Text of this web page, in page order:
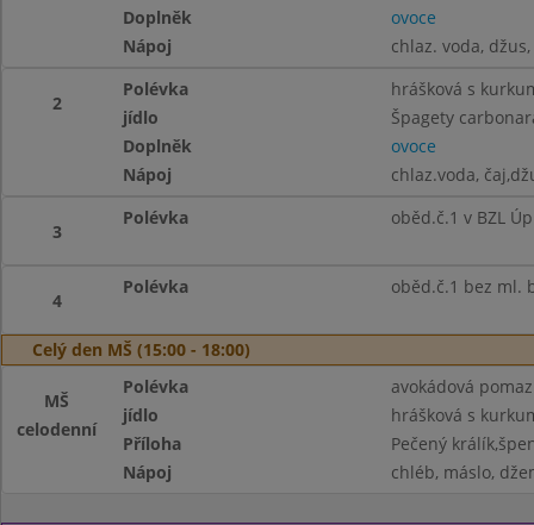
Doplněk
ovoce
Nápoj
chlaz. voda, džus,
2
Polévka
hrášková s
jídlo
Špagety
Doplněk
ovoce
Nápoj
chlaz.voda,
3
Polévka oběd.č.1 v BZL
4
Polévka oběd.č.1 bez ml.
Celý den MŠ (15:00 - 18:00)
MŠ
celodenní
Polévka
avokádová
jídlo
hrášková s
Příloha
Pečený
Nápoj
chléb, máslo,